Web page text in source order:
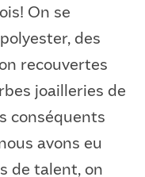
On se
des
recouvertes
joailleries de
conséquents
avons eu
de talent, on